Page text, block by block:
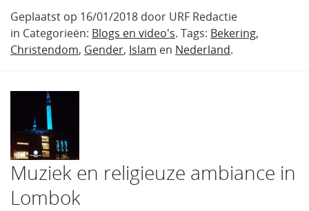
Geplaatst op 16/01/2018 door URF Redactie
in Categorieën: Blogs en video's. Tags: Bekering,
Christendom, Gender, Islam en Nederland.
Muziek en religieuze ambiance in
Lombok